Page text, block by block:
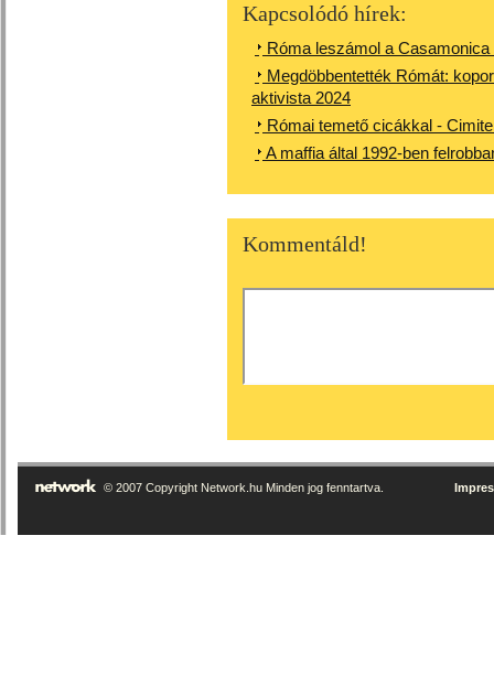
Kapcsolódó hírek:
Róma leszámol a Casamonica
Megdöbbentették Rómát:
aktivista 2024
Római temető cicákkal -
A maffia által 1992-ben
Kommentáld!
© 2007 Copyright Network.hu Minden jog fenntartva.